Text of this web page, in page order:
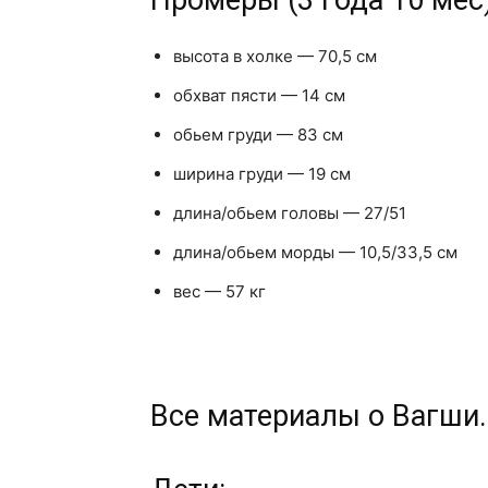
высота в холке — 70,5 см
обхват пясти — 14 см
обьем груди — 83 см
ширина груди — 19 см
длина/обьем головы — 27/51
длина/обьем морды — 10,5/33,5 см
вес — 57 кг
Все материалы о